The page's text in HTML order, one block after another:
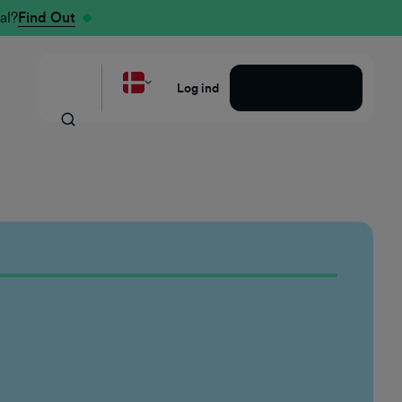
Find Out
Log ind